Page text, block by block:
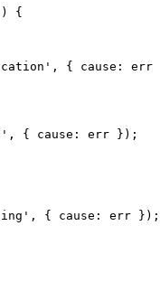
{
{ cause: err
{ cause: err });
{ cause: err });